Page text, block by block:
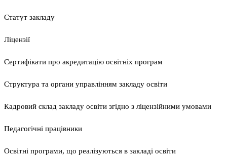
Статут закладу
Ліцензії
Сертифікати про акредитацію освітніх програм
Структура та органи управлінням закладу освіти
Кадровий склад закладу освіти згідно з ліцензійними умовами
Педагогічні працівники
Освітні програми, що реалізуються в закладі освіти